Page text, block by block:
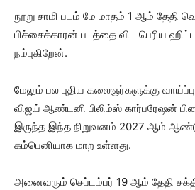
நூறு சாமி படம் மே மாதம் 1 ஆம் தேதி
பிச்சைக்காரன் படத்தை விட பெரிய
நம்புகிறேன்.
மேலும் பல புதிய கலைஞர்களுக்கு
விஜய் ஆண்டனி பிலிம்ஸ் கார்பரேஷன்
இருந்த இந்த நிறுவனம் 2027 ஆம் ஆண்டு
கம்பெனியாக மாற உள்ளது.
அனைவரும் செப்டம்பர் 19 ஆம் தேதி